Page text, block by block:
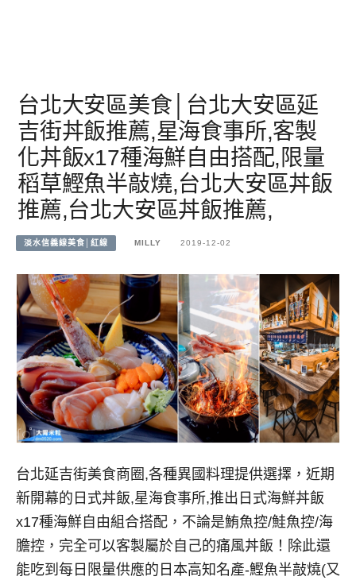
台北大安區美食│台北大安區延
吉街丼飯推薦,星海食事所,客製
化丼飯x17種海鮮自由搭配,限量
稻草鰹魚半敲燒,台北大安區丼飯
推薦,台北大安區丼飯推薦,
淡水信義線美食│紅線 MILLY 2019-12-02
台北延吉街美食商圈,各種異國料理提供選擇，近期
新開幕的日式丼飯,星海食事所,推出日式海鮮丼飯
x17種海鮮自由組合搭配，不論是鮪魚控/鮭魚控/海
膽控，完全可以客製屬於自己的痛風丼飯！除此還
能吃到每日限量供應的日本高知名產-鰹魚半敲燒(又